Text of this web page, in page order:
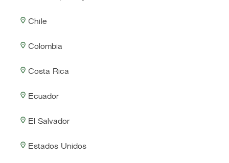
Chile
Colombia
Costa Rica
Ecuador
El Salvador
Estados Unidos